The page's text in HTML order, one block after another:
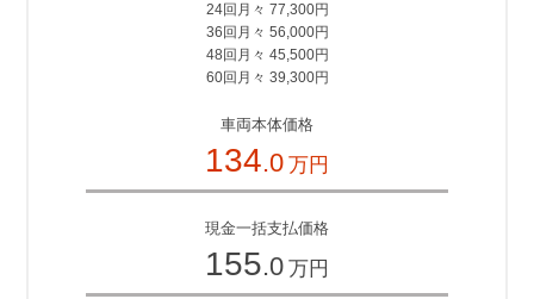
24回月々 77,300円
36回月々 56,000円
48回月々 45,500円
60回月々 39,300円
車両本体価格
134.0 万円
現金一括支払価格
155.0 万円